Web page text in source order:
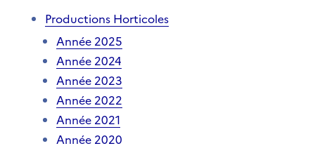
Productions Horticoles
Année 2025
Année 2024
Année 2023
Année 2022
Année 2021
Année 2020